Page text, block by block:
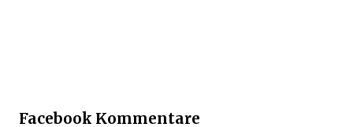
Facebook Kommentare